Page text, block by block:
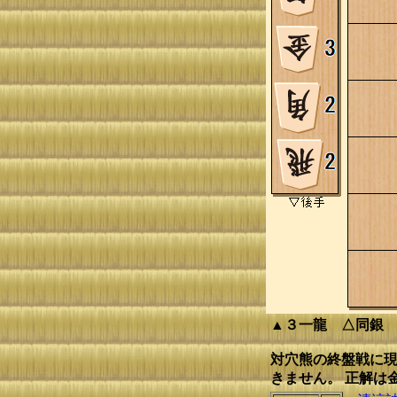
▲３一龍 △同銀
対穴熊の終盤戦に
きません。 正解